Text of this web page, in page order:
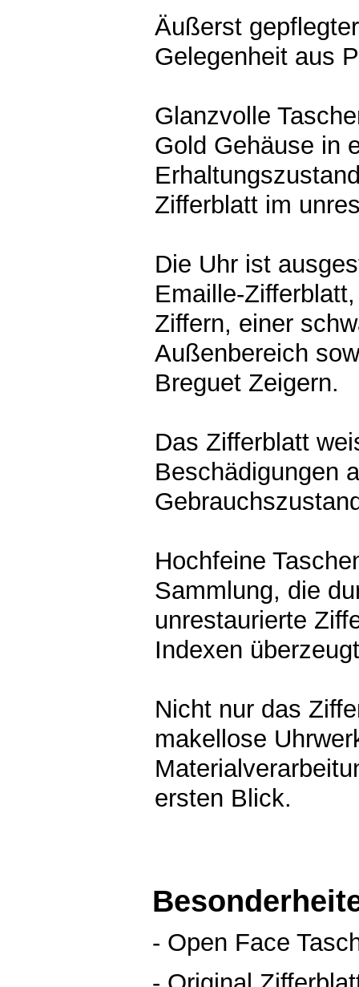
Äußerst
Gelegenheit aus
Glanzvolle
Gold Gehäuse in
Zifferblatt im
Die Uhr ist
Emaille-
Ziffern, einer
Außenbereich
Breguet Zeigern.
Das Zifferblatt
Beschädigungen
Hochfeine
Sammlung, die
unrestaurierte
Indexen
Nicht nur das
makellose
ersten Blick.
- Open Face